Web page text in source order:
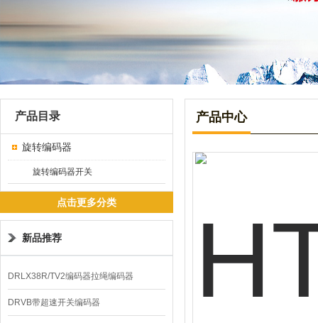
产品目录
旋转编码器
旋转编码器开关
点击更多分类
新品推荐
DRLX38R/TV2编码器拉绳编码器
DRVB带超速开关编码器
产品中心